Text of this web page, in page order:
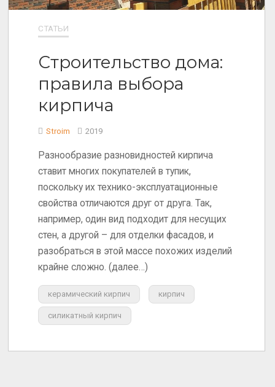
СТАТЬИ
Строительство дома:
правила выбора
кирпича
Stroim 2019
Разнообразие разновидностей кирпича
ставит многих покупателей в тупик,
поскольку их технико-эксплуатационные
свойства отличаются друг от друга. Так,
например, один вид подходит для несущих
стен, а другой – для отделки фасадов, и
разобраться в этой массе похожих изделий
крайне сложно. (далее…)
керамический кирпич кирпич
силикатный кирпич